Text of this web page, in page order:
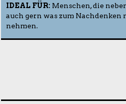
IDEAL FÜR: Menschen, die
auch gern was zum Nachdenken
nehmen.